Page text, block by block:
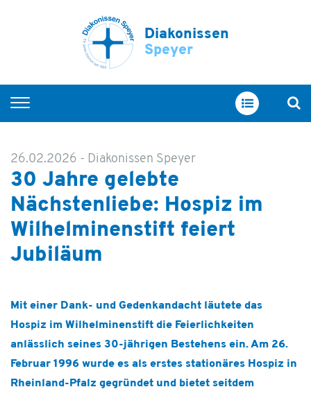
Diakonissen
Speyer
Startseite
Wohnen
Zweiter Lebensraum
Maudacher Werkstatt
Aufsuchende Assistenz
26.02.2026 - Diakonissen Speyer
30 Jahre gelebte
Nächstenliebe: Hospiz im
Wilhelminenstift feiert
Jubiläum
Mit einer Dank- und Gedenkandacht läutete das
Hospiz im Wilhelminenstift die Feierlichkeiten
anlässlich seines 30-jährigen Bestehens ein. Am 26.
Februar 1996 wurde es als erstes stationäres Hospiz in
Rheinland-Pfalz gegründet und bietet seitdem